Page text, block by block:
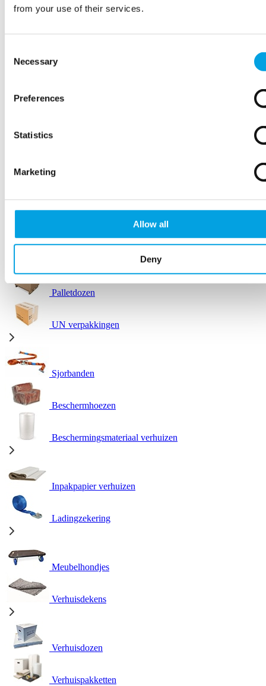
from your use of their services.
Selection
Necessary
Preferences
Statistics
Marketing
Allow all
Deny
Ladingzekering
Palletdozen
UN verpakkingen
Sjorbanden
Beschermhoezen
Beschermingsmateriaal verhuizen
Inpakpapier verhuizen
Ladingzekering
Meubelhondjes
Verhuisdekens
Verhuisdozen
Verhuispakketten